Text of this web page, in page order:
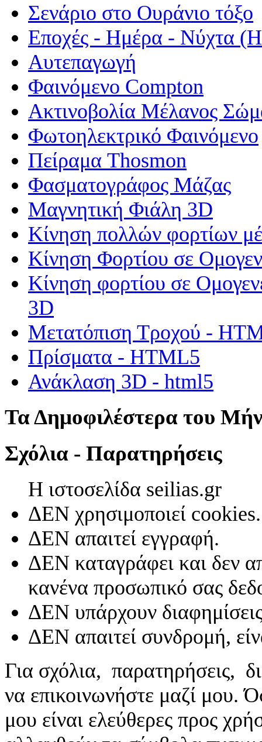
Σενάριο στο Ουράνιο τόξο
Εποχές - Ημέρα - Νύχτα
Αυτεπαγωγή
Φαινόμενο Compton
Ακτινοβολία Μέλανος
Φωτοηλεκτρικό Φαινόμενο
Πείραμα Thosmon
Φασματογράφος Μάζας
Μαγνητική Φιάλη 3D
Κίνηση πολλών φορτίων
Κίνηση Φορτίου σε
Κίνηση φορτίου σε
3D
Μετατόπιση Τροχού -
Πρίσματα - HTML5
Ανάκλαση 3D - html5
Τα Δημοφιλέστερα του
Σχόλια - Παρατηρήσεις
Η ιστοσελίδα seilias.gr
ΔΕΝ χρησιμοποιεί cookies.
ΔΕΝ απαιτεί εγγραφή.
ΔΕΝ καταγράφει και δεν
κανένα προσωπικό σας
ΔΕΝ υπάρχουν
ΔΕΝ απαιτεί συνδρομή,
Για σχόλια, παρατηρήσεις,
να επικοινωνήστε μαζί μου.
μου είναι ελεύθερες προς